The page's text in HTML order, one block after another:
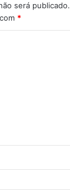
será publicado.
*